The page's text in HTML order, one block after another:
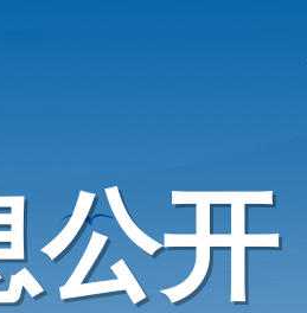
公开